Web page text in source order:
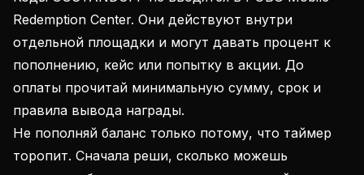
Redemption Center. Они действуют внутри
отдельной площадки и могут давать процент к
пополнению, кейс или попытку в акции. До
оплаты прочитай минимальную сумму, срок и
правила вывода награды.
Не пополняй баланс только потому, что таймер
торопит. Сначала реши, сколько можешь